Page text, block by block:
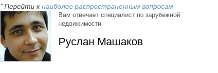
* Перейти к наиболее распространенным вопросам
Вам отвечает специалист по зарубежной
недвижимости
Руслан Машаков